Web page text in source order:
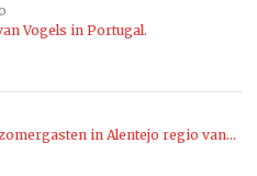
Vogels in Portugal.
in Alentejo regio van…